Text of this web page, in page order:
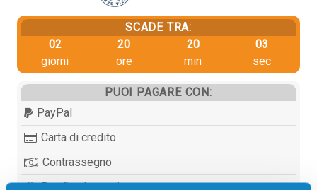
SCADE TRA:
02
giorni
20
ore
20
min
02
sec
PUOI PAGARE CON:
PayPal
Carta di credito
Contrassegno
Bonifico bancario